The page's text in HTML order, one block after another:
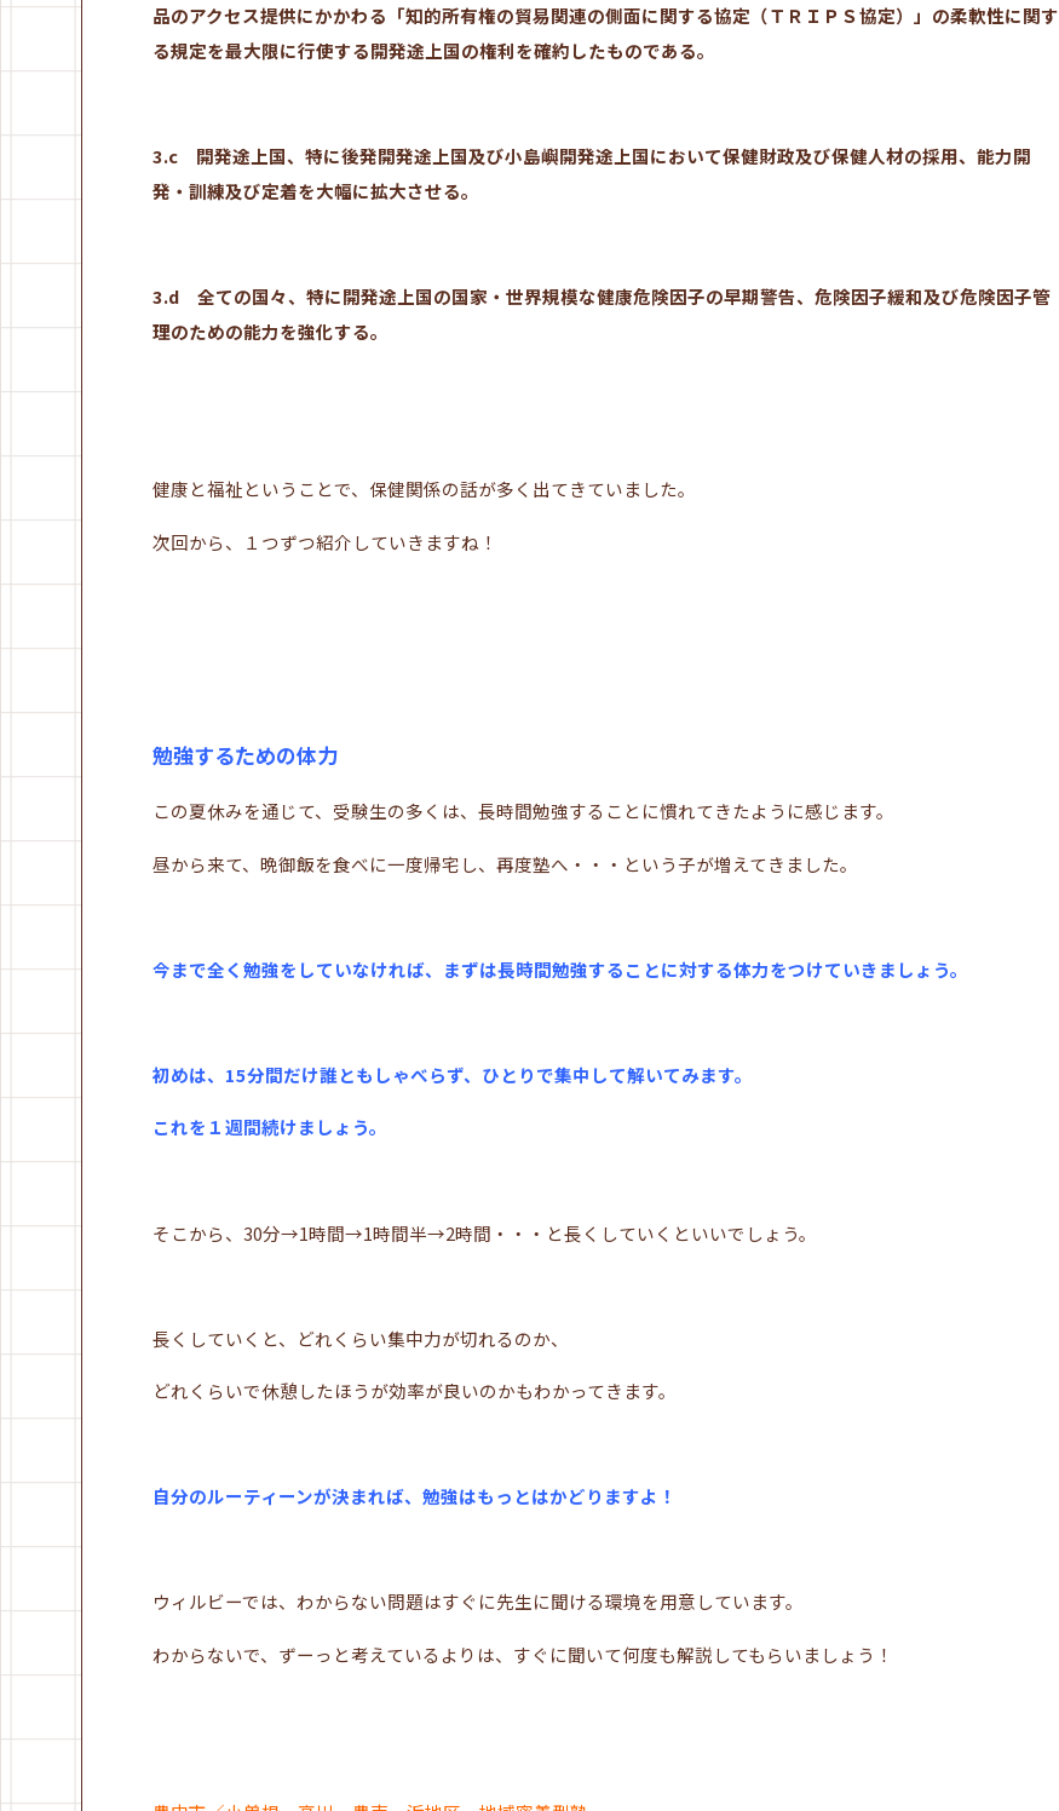
品のアクセス提供にかかわる「知的所有権の貿易関連の側面に関する協定（ＴＲＩＰＳ協定）」の柔軟性に関す
る規定を最大限に行使する開発途上国の権利を確約したものである。
3.c 開発途上国、特に後発開発途上国及び小島嶼開発途上国において保健財政及び保健人材の採用、能力開
発・訓練及び定着を大幅に拡大させる。
3.d 全ての国々、特に開発途上国の国家・世界規模な健康危険因子の早期警告、危険因子緩和及び危険因子管
理のための能力を強化する。
健康と福祉ということで、保健関係の話が多く出てきていました。
次回から、１つずつ紹介していきますね！
勉強するための体力
この夏休みを通じて、受験生の多くは、長時間勉強することに慣れてきたように感じます。
昼から来て、晩御飯を食べに一度帰宅し、再度塾へ・・・という子が増えてきました。
今まで全く勉強をしていなければ、まずは長時間勉強することに対する体力をつけていきましょう。
初めは、15分間だけ誰ともしゃべらず、ひとりで集中して解いてみます。
これを１週間続けましょう。
そこから、30分→1時間→1時間半→2時間・・・と長くしていくといいでしょう。
長くしていくと、どれくらい集中力が切れるのか、
どれくらいで休憩したほうが効率が良いのかもわかってきます。
自分のルーティーンが決まれば、勉強はもっとはかどりますよ！
ウィルビーでは、わからない問題はすぐに先生に聞ける環境を用意しています。
わからないで、ずーっと考えているよりは、すぐに聞いて何度も解説してもらいましょう！